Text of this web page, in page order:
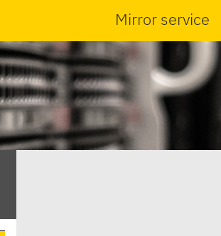
Mirror service